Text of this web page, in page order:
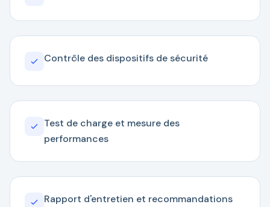
Contrôle des dispositifs de sécurité
Test de charge et mesure des
performances
Rapport d'entretien et recommandations